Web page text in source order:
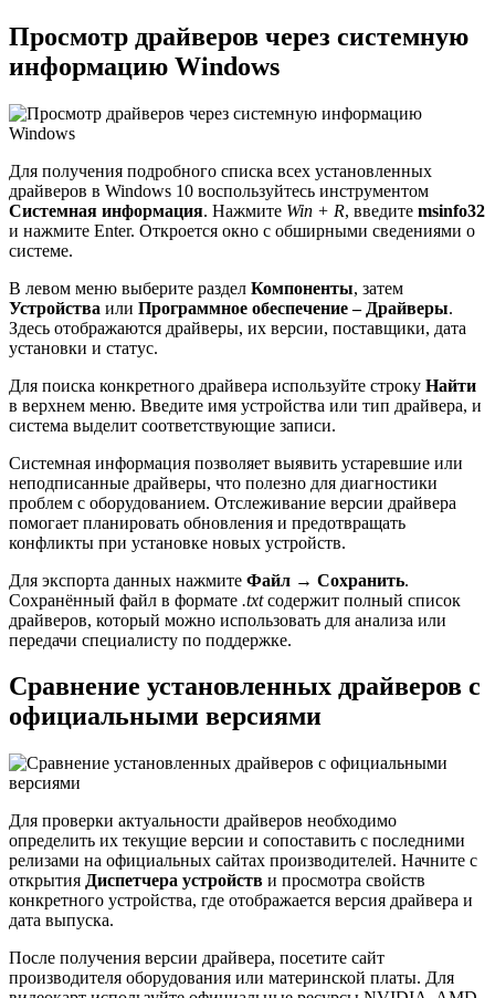
Просмотр драйверов через системную
информацию Windows
Для получения подробного списка всех установленных
драйверов в Windows 10 воспользуйтесь инструментом
Системная информация. Нажмите Win + R, введите msinfo32
и нажмите Enter. Откроется окно с обширными сведениями о
системе.
В левом меню выберите раздел Компоненты, затем
Устройства или Программное обеспечение – Драйверы.
Здесь отображаются драйверы, их версии, поставщики, дата
установки и статус.
Для поиска конкретного драйвера используйте строку Найти
в верхнем меню. Введите имя устройства или тип драйвера, и
система выделит соответствующие записи.
Системная информация позволяет выявить устаревшие или
неподписанные драйверы, что полезно для диагностики
проблем с оборудованием. Отслеживание версии драйвера
помогает планировать обновления и предотвращать
конфликты при установке новых устройств.
Для экспорта данных нажмите Файл → Сохранить.
Сохранённый файл в формате .txtсодержит полный список
драйверов, который можно использовать для анализа или
передачи специалисту по поддержке.
Сравнение установленных драйверов с
официальными версиями
Для проверки актуальности драйверов необходимо
определить их текущие версии и сопоставить с последними
релизами на официальных сайтах производителей. Начните с
открытия Диспетчера устройств и просмотра свойств
конкретного устройства, где отображается версия драйвера и
дата выпуска.
После получения версии драйвера, посетите сайт
производителя оборудования или материнской платы. Для